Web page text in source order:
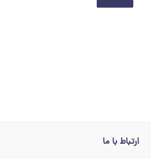
ارتباط با ما